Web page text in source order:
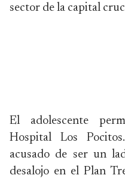
sector de la capital
El adolescente
Hospital Los
acusado de ser un
desalojo en el Plan